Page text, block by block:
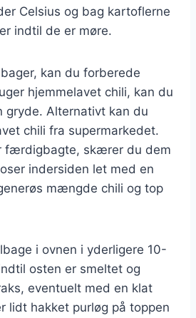
Celsius og bag kartoflerne
indtil de er møre.
kan du forberede
hjemmelavet chili, kan du
gryde. Alternativt kan du
chili fra supermarkedet.
færdigbagte, skærer du dem
indersiden let med en
mængde chili og top
i ovnen i yderligere 10-
osten er smeltet og
eventuelt med en klat
lidt hakket purløg på toppen